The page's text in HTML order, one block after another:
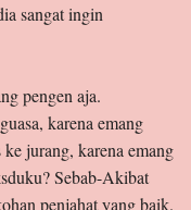
sangat ingin
pengen aja.
karena emang
jurang, karena emang
Sebab-Akibat
penjahat yang baik.